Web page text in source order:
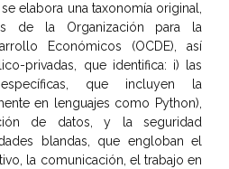
elabora una taxonomía original,
de la Organización para la
Económicos (OCDE), así
privadas, que identifica: i) las
que incluyen la
en lenguajes como Python),
de datos, y la seguridad
blandas, que engloban el
la comunicación, el trabajo en